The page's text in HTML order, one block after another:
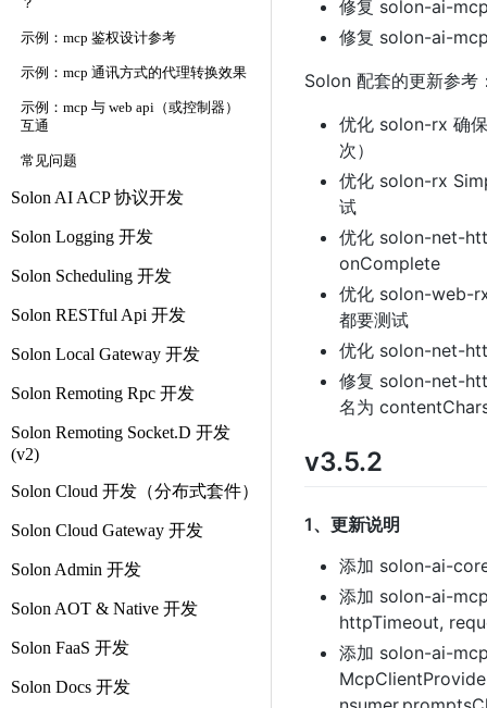
？
示例：mcp 鉴权设计参考
示例：mcp 通讯方式的代理转换效果
示例：mcp 与 web api（或控制器）
互通
常见问题
Solon AI ACP 协议开发
Solon Logging 开发
Solon Scheduling 开发
Solon RESTful Api 开发
Solon Local Gateway 开发
Solon Remoting Rpc 开发
Solon Remoting Socket.D 开发
(v2)
Solon Cloud 开发（分布式套件）
Solon Cloud Gateway 开发
Solon Admin 开发
Solon AOT & Native 开发
Solon FaaS 开发
Solon Docs 开发
修复 solon-ai-
修复 solon-ai-
Solon 配套的更新参考
优化 solon-rx 确
次）
优化 solon-rx
试
优化 solon-net-
onComplete
优化 solon-web-
都要测试
优化 solon-net-
修复 solon-net-
名为
v3.5.2
1、更新说明
添加 solon-ai-
添加 solon-ai-
httpTimeout,
添加 solon-ai-